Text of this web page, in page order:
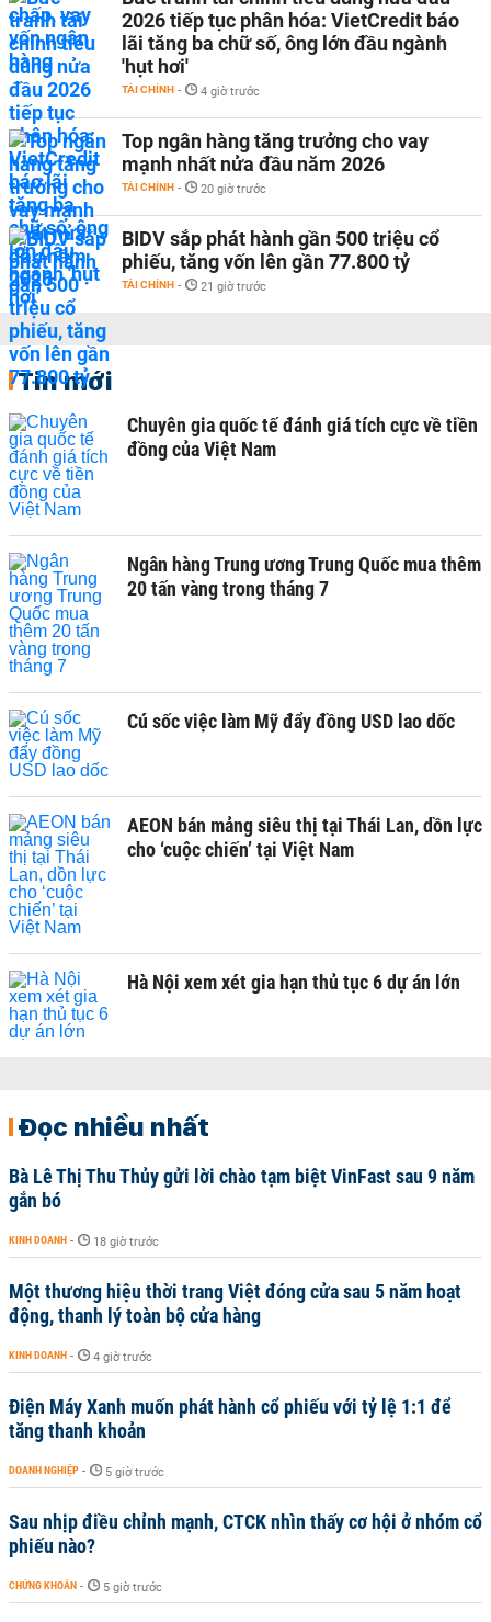
2026 tiếp tục phân hóa: VietCredit báo
lãi tăng ba chữ số, ông lớn đầu ngành
'hụt hơi'
TÀI CHÍNH - 4 giờ trước
Top ngân hàng tăng trưởng cho vay
mạnh nhất nửa đầu năm 2026
TÀI CHÍNH - 20 giờ trước
BIDV sắp phát hành gần 500 triệu cổ
phiếu, tăng vốn lên gần 77.800 tỷ
TÀI CHÍNH - 21 giờ trước
Tin mới
Chuyên gia quốc tế đánh giá tích cực về tiền
đồng của Việt Nam
Ngân hàng Trung ương Trung Quốc mua thêm
20 tấn vàng trong tháng 7
Cú sốc việc làm Mỹ đẩy đồng USD lao dốc
AEON bán mảng siêu thị tại Thái Lan, dồn lực
cho ‘cuộc chiến’ tại Việt Nam
Hà Nội xem xét gia hạn thủ tục 6 dự án lớn
Đọc nhiều nhất
Bà Lê Thị Thu Thủy gửi lời chào tạm biệt VinFast sau 9 năm
gắn bó
KINH DOANH - 18 giờ trước
Một thương hiệu thời trang Việt đóng cửa sau 5 năm hoạt
động, thanh lý toàn bộ cửa hàng
KINH DOANH - 4 giờ trước
Điện Máy Xanh muốn phát hành cổ phiếu với tỷ lệ 1:1 để
tăng thanh khoản
DOANH NGHIỆP - 5 giờ trước
Sau nhịp điều chỉnh mạnh, CTCK nhìn thấy cơ hội ở nhóm cổ
phiếu nào?
CHỨNG KHOÁN - 5 giờ trước